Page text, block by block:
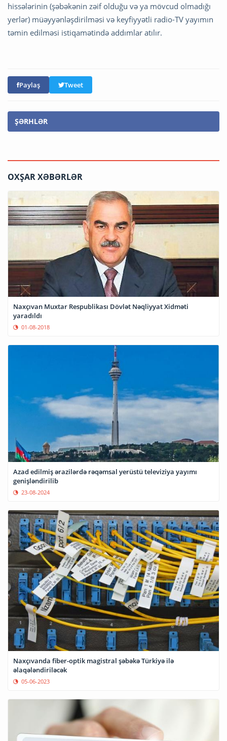
hissələrinin (şəbəkənin zəif olduğu və ya mövcud olmadığı
yerlər) müəyyənləşdirilməsi və keyfiyyətli radio-TV yayımın
təmin edilməsi istiqamətində addımlar atılır.
Paylaş Tweet
ŞƏRHLƏR
OXŞAR XƏBƏRLƏR
Naxçıvan Muxtar Respublikası Dövlət Nəqliyyat Xidməti
yaradıldı
01-08-2018
Azad edilmiş ərazilərdə rəqəmsal yerüstü televiziya yayımı
genişləndirilib
23-08-2024
Naxçıvanda fiber-optik magistral şəbəkə Türkiyə ilə
əlaqələndiriləcək
05-06-2023